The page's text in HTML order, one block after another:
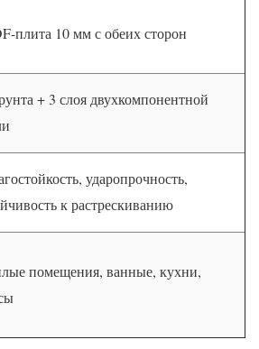
плита 10 мм с обеих сторон
+ 3 слоя двухкомпонентной
ударопрочность,
к растрескиванию
помещения, ванные, кухни,